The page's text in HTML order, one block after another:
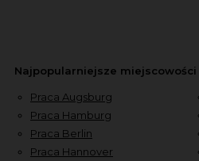
Najpopularniejsze miejscowości
Praca Augsburg
Praca Hamburg
Praca Berlin
Praca Hannover